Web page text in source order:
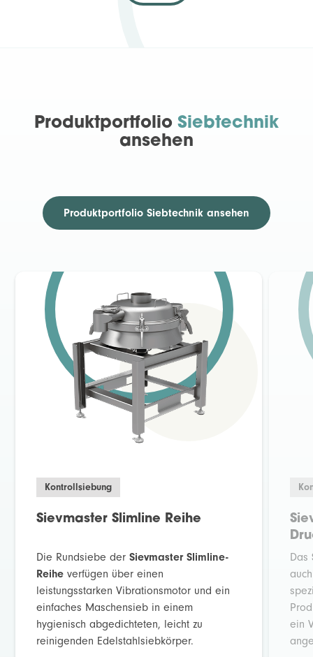
Produktportfolio Siebtechnik
ansehen
Produktportfolio Siebtechnik ansehen
Kontrollsiebung
Sievmaster Slimline Reihe
Die Rundsiebe derSievmaster Slimline-
Reihe verfügen über einen
leistungsstarken Vibrationsmotor und ein
einfaches Maschensieb in einem
hygienisch abgedichteten, leicht zu
reinigenden Edelstahlsiebkörper.
Das
ein